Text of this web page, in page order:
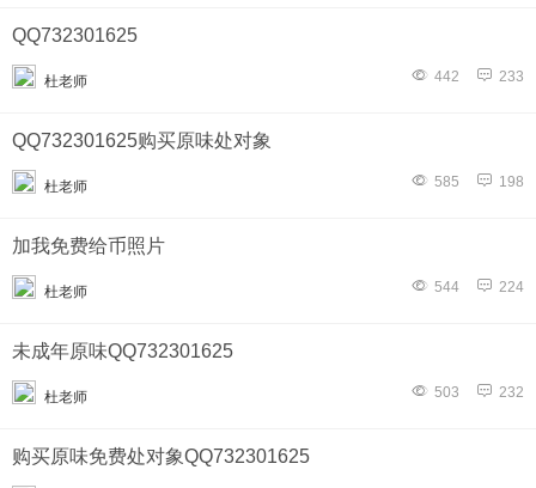
QQ732301625
杜老师 442 233
QQ732301625购买原味处对象
杜老师 585 198
加我免费给币照片
杜老师 544 224
未成年原味QQ732301625
杜老师 503 232
购买原味免费处对象QQ732301625